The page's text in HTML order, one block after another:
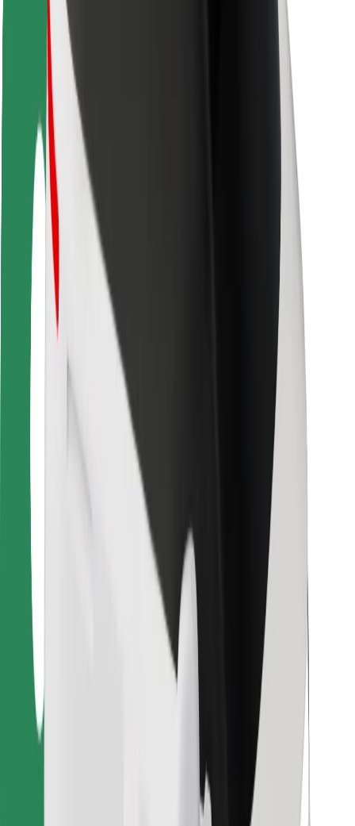
Безпека
Безпека пасажирів
Безпека водіїв
Безпека електросамокатів
Лабораторія безпеки
Міста
Розташування
Міські рішення
Аеропорти
Зарядні станції Bolt
Підтримка
Для пасажирів
Для водіїв
Для кур'єрів
Доставка Bolt Food
Для власників автопарків
Для ресторанів
Bolt for Business
Постачальникам
Правила та Умови
Замовляй поїздку за лічені хвилини!
Завантажити застосунок Bolt Food